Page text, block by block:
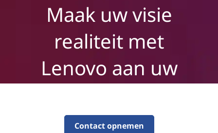
Maak uw visie
realiteit met
Lenovo aan uw
Contact opnemen